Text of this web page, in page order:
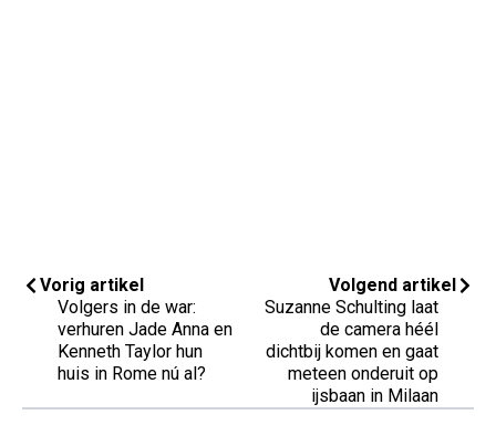
Vorig artikel
Volgers in de war:
verhuren Jade Anna en
Kenneth Taylor hun
huis in Rome nú al?
Volgend artikel
Suzanne Schulting laat
de camera héél
dichtbij komen en gaat
meteen onderuit op
ijsbaan in Milaan